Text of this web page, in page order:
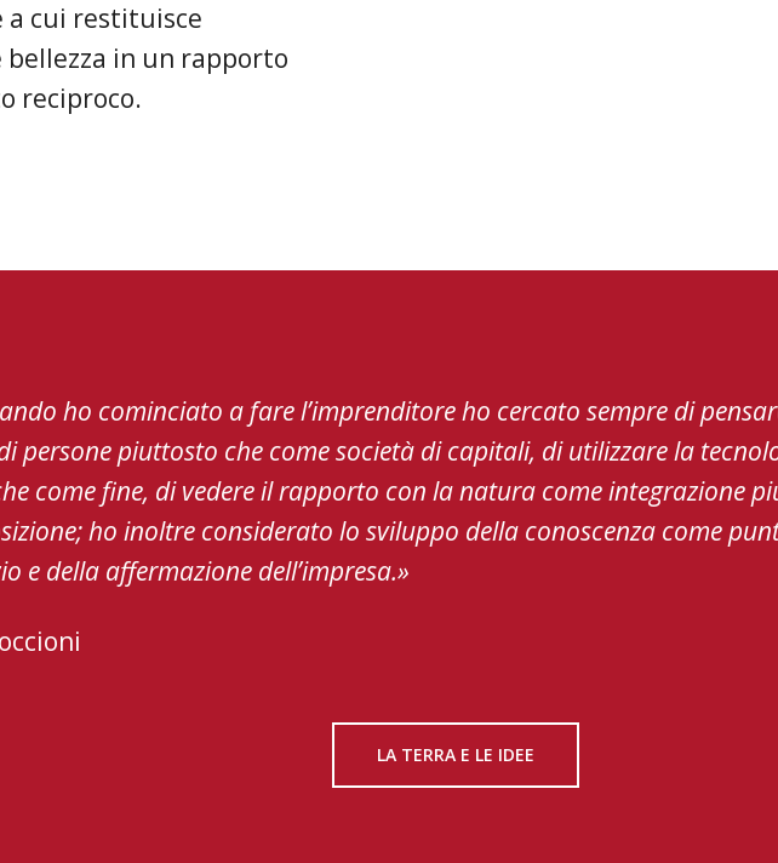
a cui restituisce
in un rapporto
reciproco.
ho cominciato a fare l’imprenditore ho cercato sempre di
persone piuttosto che come società di capitali, di utilizzare la
come fine, di vedere il rapporto con la natura come integrazione
ho inoltre considerato lo sviluppo della conoscenza come
e della affermazione dell’impresa.»
LA TERRA E LE IDEE